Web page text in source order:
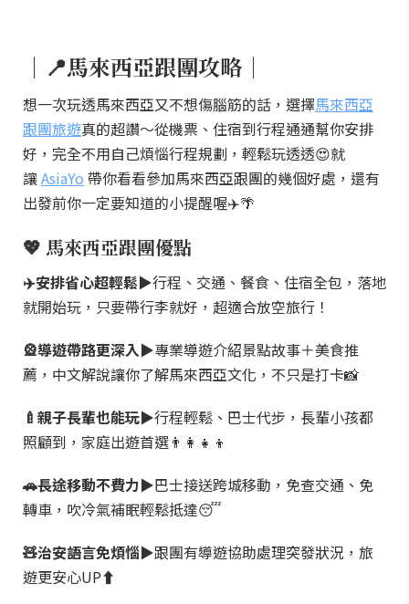
｜📍馬來西亞跟團攻略｜
想一次玩透馬來西亞又不想傷腦筋的話，選擇馬來西亞
跟團旅遊真的超讚～從機票、住宿到行程通通幫你安排
好，完全不用自己煩惱行程規劃，輕鬆玩透透😍就
讓AsiaYo 帶你看看參加馬來西亞跟團的幾個好處，還有
出發前你一定要知道的小提醒喔✈️🌴
💖 馬來西亞跟團優點
✈️安排省心超輕鬆▶行程、交通、餐食、住宿全包，落地
就開始玩，只要帶行李就好，超適合放空旅行！
🎡導遊帶路更深入▶專業導遊介紹景點故事＋美食推
薦，中文解說讓你了解馬來西亞文化，不只是打卡📸
🍼親子長輩也能玩▶行程輕鬆、巴士代步，長輩小孩都
照顧到，家庭出遊首選👨‍👩‍👧‍👦
🚗長途移動不費力▶巴士接送跨城移動，免查交通、免
轉車，吹冷氣補眠輕鬆抵達😴
🧸治安語言免煩惱▶跟團有導遊協助處理突發狀況，旅
遊更安心UP⬆️